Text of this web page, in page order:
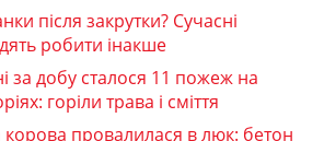
після закрутки? Сучасні
робити інакше
добу сталося 11 пожеж на
горіли трава і сміття
провалилася в люк: бетон